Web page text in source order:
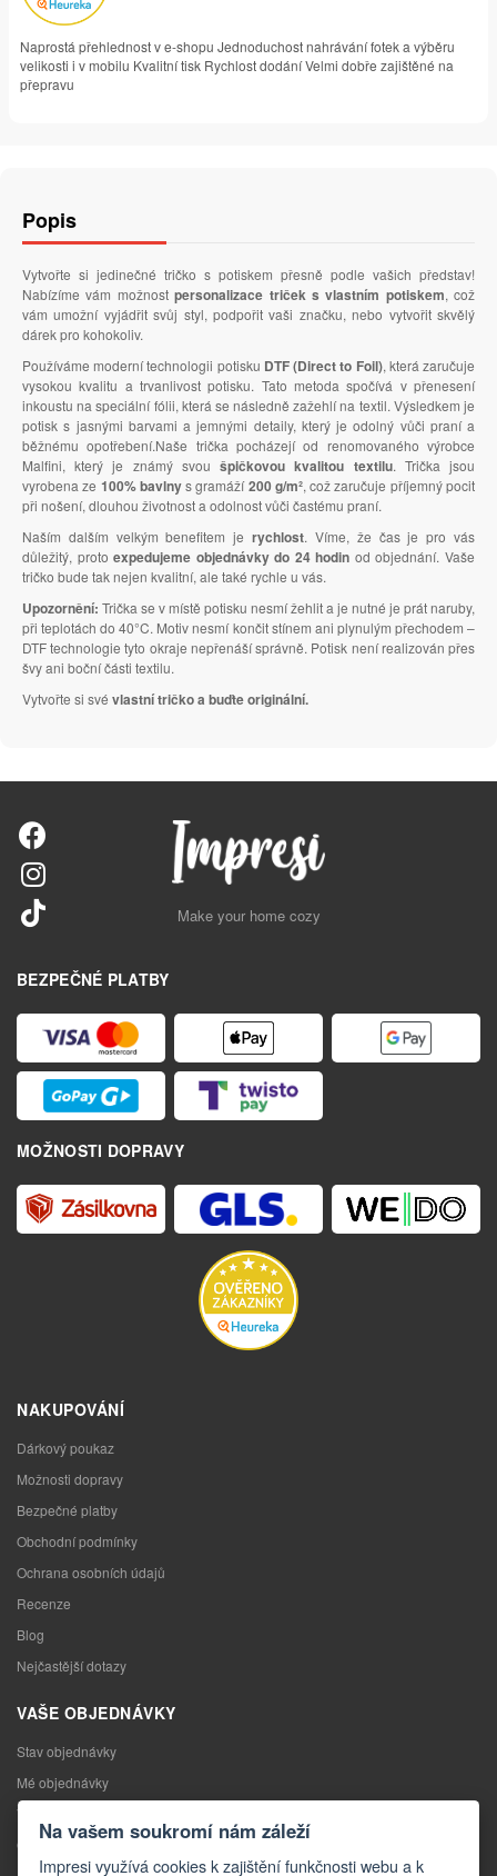
Naprostá přehlednost v e-shopu Jednoduchost nahrávání fotek a výběru
velikosti i v mobilu Kvalitní tisk Rychlost dodání Velmi dobře zajištěné na
přepravu
Popis
Vytvořte si jedinečné tričko s potiskem přesně podle vašich představ!
Nabízíme vám možnostpersonalizace triček s vlastním potiskem, což
vám umožní vyjádřit svůj styl, podpořit vaši značku, nebo vytvořit skvělý
dárek pro kohokoliv.
Používáme moderní technologii potisku DTF (Direct to Foil), která zaručuje
vysokou kvalitu a trvanlivost potisku. Tato metoda spočívá v přenesení
inkoustu na speciální fólii, která se následně zažehlí na textil. Výsledkem je
potisk s jasnými barvami a jemnými detaily, který je odolný vůči praní a
běžnému opotřebení.Naše trička pocházejí od renomovaného výrobce
Malfini, který je známý svoušpičkovou kvalitou textilu. Trička jsou
vyrobena ze 100% bavlnys gramáží200 g/m², což zaručuje příjemný pocit
při nošení, dlouhou životnost a odolnost vůči častému praní.
Naším dalším velkým benefitem jerychlost. Víme, že čas je pro vás
důležitý, protoexpedujeme objednávky do 24 hodin od objednání. Vaše
tričko bude tak nejen kvalitní, ale také rychle u vás.
Upozornění: Trička se v místě potisku nesmí žehlit a je nutné je prát naruby,
při teplotách do 40°C. Motiv nesmí končit stínem ani plynulým přechodem –
DTF technologie tyto okraje nepřenáší správně. Potisk není realizován přes
švy ani boční části textilu.
Vytvořte si své vlastní tričko a buďte originální.
Make your home cozy
BEZPEČNÉ PLATBY
MOŽNOSTI DOPRAVY
NAKUPOVÁNÍ
Dárkový poukaz
Možnosti dopravy
Bezpečné platby
Obchodní podmínky
Ochrana osobních údajů
Recenze
Blog
Nejčastější dotazy
VAŠE OBJEDNÁVKY
Stav objednávky
Mé objednávky
Výměna zboží
Odstoupení od kupní smlouvy
Na vašem soukromí nám záleží
Impresi využívá cookies k zajištění funkčnosti webu a k